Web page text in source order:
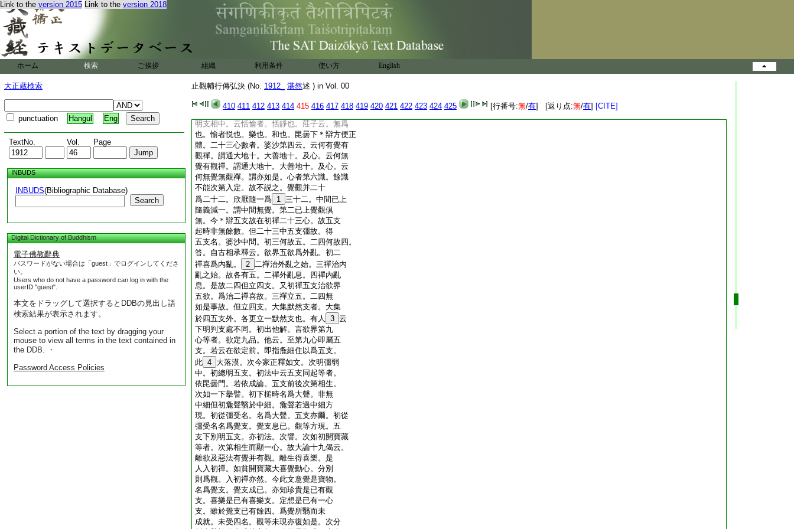
Link to the version 2015 Link to the version 2018
ホーム 検索 ご挨拶 組織 利用条件 使い方 English
大正蔵検索
punctuation Hangul Eng
TextNo. Vol. Page
INBUDS
INBUDS(Bibliographic Database)
Search
Digital Dictionary of Buddhism
電子佛教辭典
パスワードがない場合は「guest」でログインしてくださ
い。
Users who do not have a password can log in with the
userID "guest".
本文をドラッグして選択するとDDBの見出し語
検索結果が表示されます。
Select a portion of the text by dragging your
mouse to view all terms in the text contained in
the DDB. ・
Password Access Policies
止觀輔行傳弘決 (No. 1912_ 湛然述 ) in Vol. 00
410 411 412 413 414 415 416 417 418 419 420 421 422 423 424 425 [行番号:無/有] [返り点:無/有] [CITE]
邪正。次釋中初勸識。云如開門等者。帶欲
界心如開門。邪法得入如賊進。邪法若入
鬼隨邪入。名爲鬼禪禪實非鬼。次示邪觸
相。次示二十邪法相。結數判有無並如文。
若單下判處所可見。次明邪法功能中。云
大論有風等者。大論二十三釋三覺云。謂
貪瞋惱。此三麁覺能壞於禪。如風壞雨。有
三善覺能成於禪。如風成雨。即無貪等。今
借以喩邪正二觸。東北等者。第一本云。東北
風雲屯而雨。西南風雲散而晴。釋上風譬
明支相中。云恬愉者。恬靜也。莊子云。無爲
也。愉者悦也。樂也。和也。毘曇下＊辯方便正
體。二十三心數者。婆沙第四云。云何有覺有
觀禪。謂通大地十。大善地十。及心。云何無
覺有觀禪。謂通大地十。大善地十。及心。云
何無覺無觀禪。謂亦如是。心者第六識。餘識
不能次第入定。故不説之。覺觀并二十
爲二十二。欣厭隨一爲 1 三十二。中間已上
隨義減一。謂中間無覺。第二已上覺觀倶
無。今＊辯五支故在初禪二十三心。故五支
起時非無餘數。但二十三中五支彊故。得
五支名。婆沙中問。初三何故五。二四何故四。
答。自古相承釋云。欲界五欲爲外亂。初二
禪喜爲内亂。
2 二禪治外亂之始。三禪治内
亂之始。故各有五。二禪外亂息。四禪内亂
息。是故二四但立四支。又初禪五支治欲界
五欲。爲治二禪喜故。三禪立五。二四無
如是事故。但立四支。大集默然支者。大集
於四五支外。各更立一默然支也。有人
3 云
下明判支處不同。初出他解。言欲界第九
心等者。欲定九品。他云。至第九心即屬五
支。若云在欲定前。即指麁細住以爲五支。
此 4 大落漠。次今家正釋如文。次明彊弱
中。初總明五支。初法中云五支同起等者。
依毘曇門。若依成論。五支前後次第相生。
次如一下擧譬。初下槌時名爲大聲。非無
中細但初麁聲翳於中細。麁聲若過中細方
現。初從彊受名。名爲大聲。五支亦爾。初從
彊受名名爲覺支。覺支息已。觀等方現。五
支下別明五支。亦初法。次譬。次如初開寶藏
等者。次第相生而顯一心。故大論十九偈云。
離欲及惡法有覺并有觀。離生得喜樂。是
人入初禪。如貧開寶藏大喜覺動心。分別
則爲觀。入初禪亦然。今此文意覺是寶物。
名爲覺支。覺支成已。亦知珍貴是已有觀
支。喜樂是已有喜樂支。定想是已有一心
支。雖於覺支已有餘四。爲覺所翳而未
成就。未受四名。觀等未現亦復如是。次分